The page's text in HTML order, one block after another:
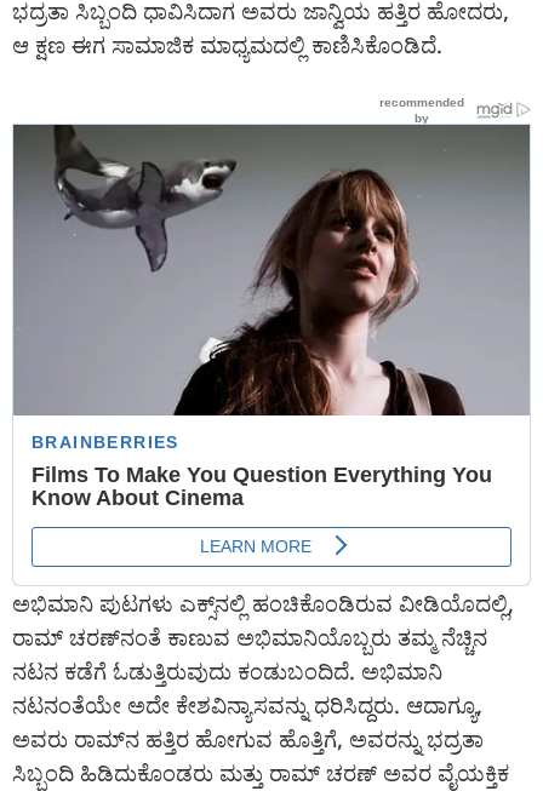
ಭದ್ರತಾ ಸಿಬ್ಬಂದಿ ಧಾವಿಸಿದಾಗ ಅವರು ಜಾನ್ವಿಯ ಹತ್ತಿರ ಹೋದರು,
ಆ ಕ್ಷಣ ಈಗ ಸಾಮಾಜಿಕ ಮಾಧ್ಯಮದಲ್ಲಿ ಕಾಣಿಸಿಕೊಂಡಿದೆ.
ಅಭಿಮಾನಿ ಪುಟಗಳು ಎಕ್ಸ್‌ನಲ್ಲಿ ಹಂಚಿಕೊಂಡಿರುವ ವೀಡಿಯೊದಲ್ಲಿ,
ರಾಮ್ ಚರಣ್‌ನಂತೆ ಕಾಣುವ ಅಭಿಮಾನಿಯೊಬ್ಬರು ತಮ್ಮ ನೆಚ್ಚಿನ
ನಟನ ಕಡೆಗೆ ಓಡುತ್ತಿರುವುದು ಕಂಡುಬಂದಿದೆ. ಅಭಿಮಾನಿ
ನಟನಂತೆಯೇ ಅದೇ ಕೇಶವಿನ್ಯಾಸವನ್ನು ಧರಿಸಿದ್ದರು. ಆದಾಗ್ಯೂ,
ಅವರು ರಾಮ್‌ನ ಹತ್ತಿರ ಹೋಗುವ ಹೊತ್ತಿಗೆ, ಅವರನ್ನು ಭದ್ರತಾ
ಸಿಬ್ಬಂದಿ ಹಿಡಿದುಕೊಂಡರು ಮತ್ತು ರಾಮ್ ಚರಣ್ ಅವರ ವೈಯಕ್ತಿಕ